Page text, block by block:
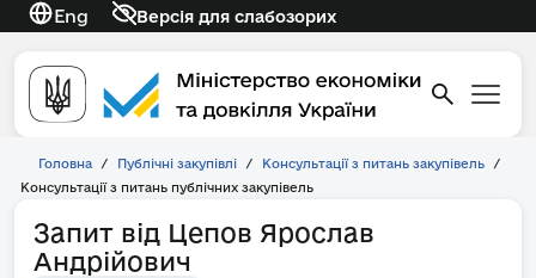
Eng Версія для слабозорих
Головна / Публічні закупівлі / Консультації з питань закупівель
/
Консультації з питань публічних закупівель
Запит від Цепов Ярослав
Андрійович